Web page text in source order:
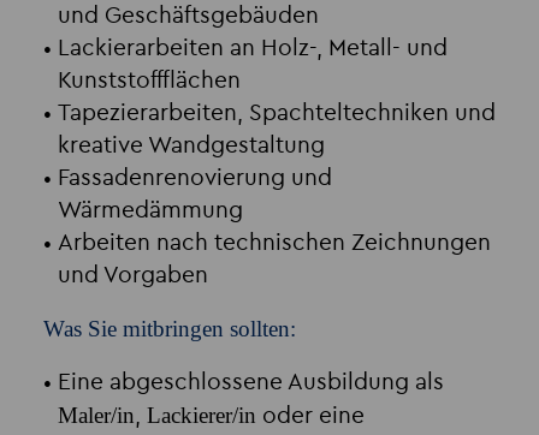
und Geschäftsgebäuden
Lackierarbeiten an Holz-, Metall- und
Kunststoffflächen
Tapezierarbeiten, Spachteltechniken und
kreative Wandgestaltung
Fassadenrenovierung und
Wärmedämmung
Arbeiten nach technischen Zeichnungen
und Vorgaben
Was Sie mitbringen sollten:
Eine abgeschlossene Ausbildung als
Maler/in Lackierer/in oder eine